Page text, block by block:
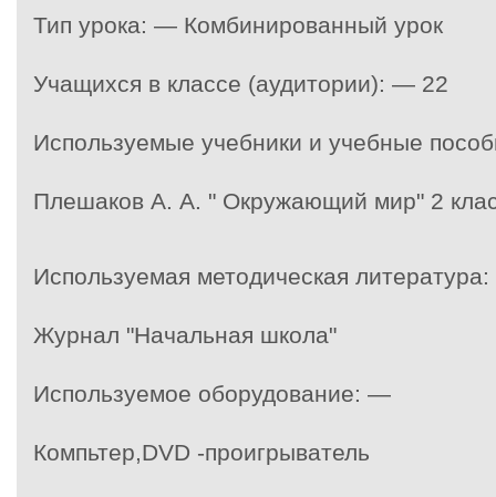
Тип урока: — Комбинированный урок
Учащихся в классе (аудитории): — 22
Используемые учебники и учебные
Плешаков А. А. " Окружающий мир" 2
Используемая методическая
Журнал "Начальная школа"
Используемое оборудование: —
Компьтер,DVD -проигрыватель